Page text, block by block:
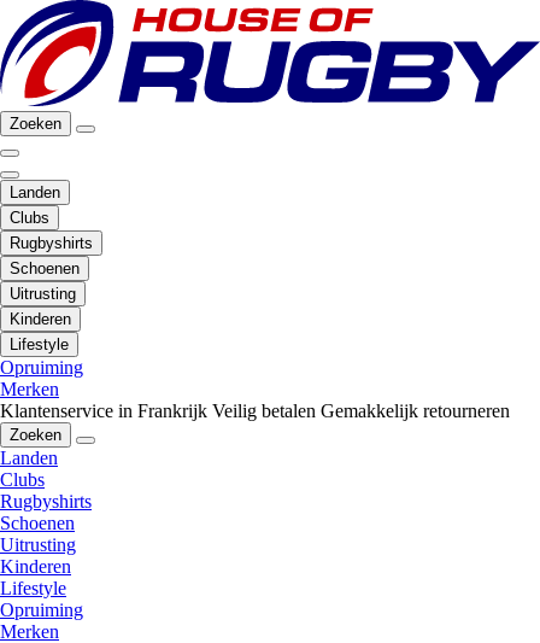
Zoeken
Landen
Clubs
Rugbyshirts
Schoenen
Uitrusting
Kinderen
Lifestyle
Opruiming
Merken
Klantenservice in Frankrijk Veilig betalen Gemakkelijk retourneren
Zoeken
Landen
Clubs
Rugbyshirts
Schoenen
Uitrusting
Kinderen
Lifestyle
Opruiming
Merken